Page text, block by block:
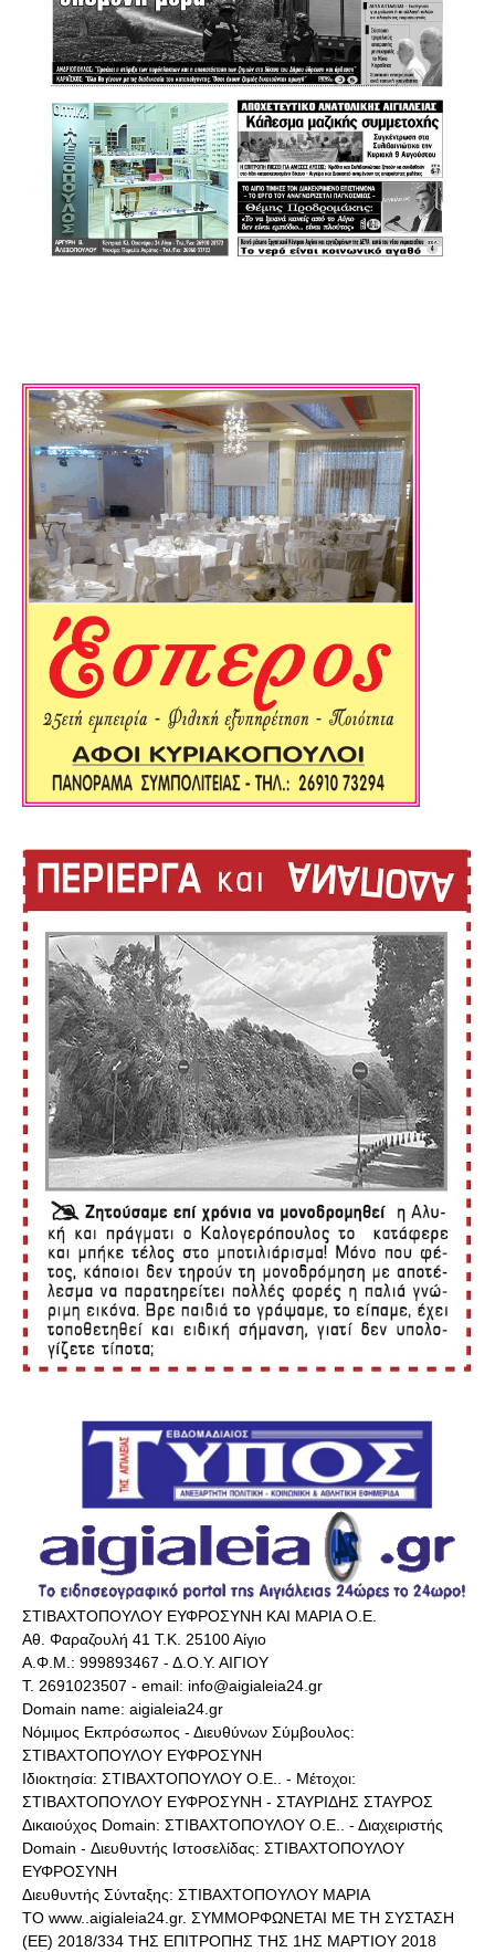
ΣΤΙΒΑΧΤΟΠΟΥΛΟΥ ΕΥΦΡΟΣΥΝΗ ΚΑΙ ΜΑΡΙΑ Ο.Ε.
Αθ. Φαραζουλή 41 Τ.Κ. 25100 Αίγιο
Α.Φ.Μ.: 999893467 - Δ.Ο.Υ. ΑΙΓΙΟΥ
Τ. 2691023507 - email: info@aigialeia24.gr
Domain name: aigialeia24.gr
Νόμιμος Εκπρόσωπος - Διευθύνων Σύμβουλος:
ΣΤΙΒΑΧΤΟΠΟΥΛΟΥ ΕΥΦΡΟΣΥΝΗ
Ιδιοκτησία: ΣΤΙΒΑΧΤΟΠΟΥΛΟΥ Ο.Ε.. - Μέτοχοι:
ΣΤΙΒΑΧΤΟΠΟΥΛΟΥ ΕΥΦΡΟΣΥΝΗ - ΣΤΑΥΡΙΔΗΣ ΣΤΑΥΡΟΣ
Δικαιούχος Domain: ΣΤΙΒΑΧΤΟΠΟΥΛΟΥ Ο.Ε.. - Διαχειριστής
Domain - Διευθυντής Ιστοσελίδας: ΣΤΙΒΑΧΤΟΠΟΥΛΟΥ
ΕΥΦΡΟΣΥΝΗ
Διευθυντής Σύνταξης: ΣΤΙΒΑΧΤΟΠΟΥΛΟΥ ΜΑΡΙΑ
ΤΟ www..aigialeia24.gr. ΣΥΜΜΟΡΦΩΝΕΤΑΙ ΜΕ ΤΗ ΣΥΣΤΑΣΗ
(ΕΕ) 2018/334 ΤΗΣ ΕΠΙΤΡΟΠΗΣ ΤΗΣ 1ΗΣ ΜΑΡΤΙΟΥ 2018